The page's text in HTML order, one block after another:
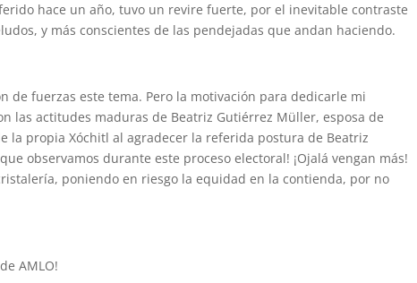
hace un año, tuvo un revire fuerte, por el inevitable contraste
y más conscientes de las pendejadas que andan haciendo.
de fuerzas este tema. Pero la motivación para dedicarle mi
las actitudes maduras de Beatriz Gutiérrez Müller, esposa de
la propia Xóchitl al agradecer la referida postura de Beatriz
observamos durante este proceso electoral! ¡Ojalá vengan más!
poniendo en riesgo la equidad en la contienda, por no
AMLO!